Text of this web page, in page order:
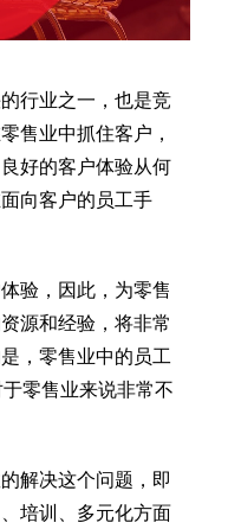
行业之一，也是竞
售业中抓住客户，
好的客户体验从何
向客户的员工手
验，因此，为零售
源和经验，将非常
，零售业中的员工
零售业来说非常不
解决这个问题，即
培训、多元化方面